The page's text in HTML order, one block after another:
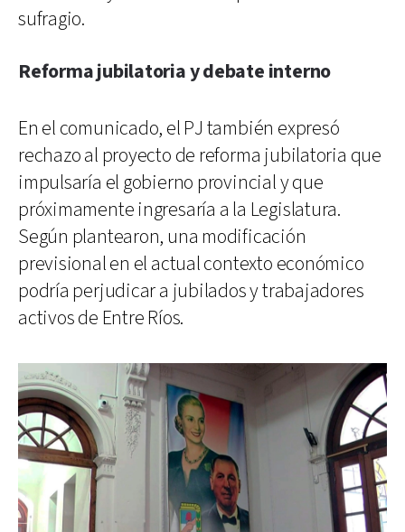
sufragio.
Reforma jubilatoria y debate interno
En el comunicado, el PJ también expresó
rechazo al proyecto de reforma jubilatoria que
impulsaría el gobierno provincial y que
próximamente ingresaría a la Legislatura.
Según plantearon, una modificación
previsional en el actual contexto económico
podría perjudicar a jubilados y trabajadores
activos de Entre Ríos.